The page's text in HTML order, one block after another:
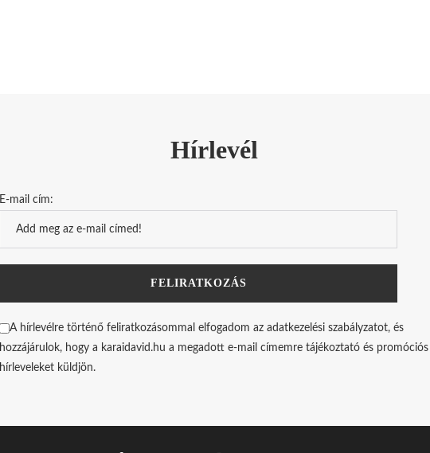
Hírlevél
E-mail cím:
A hírlevélre történő feliratkozásommal elfogadom az adatkezelési szabályzatot, és
hozzájárulok, hogy a karaidavid.hu a megadott e-mail címemre tájékoztató és promóciós
hírleveleket küldjön.